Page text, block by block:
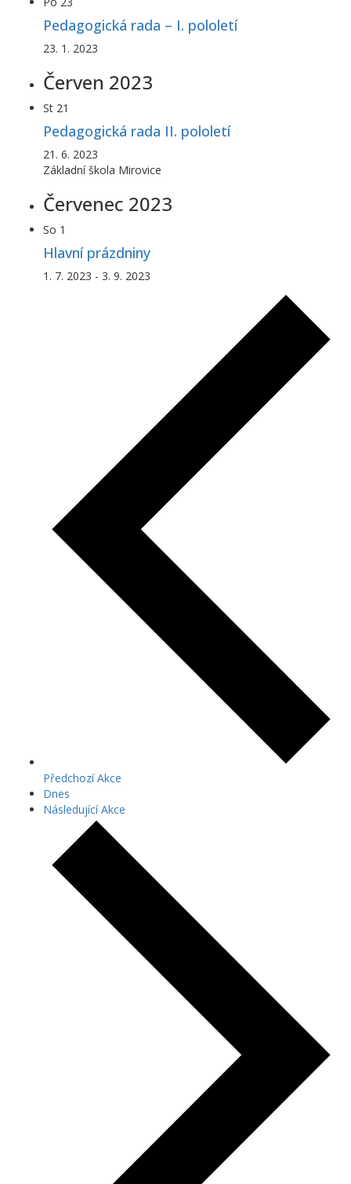
Pedagogická rada – I. pololetí
23. 1. 2023
Červen 2023
St 21
Pedagogická rada II. pololetí
21. 6. 2023
Základní škola Mirovice
Červenec 2023
So 1
Hlavní prázdniny
1. 7. 2023 - 3. 9. 2023
PředchozíAkce
Dnes
NásledujícíAkce